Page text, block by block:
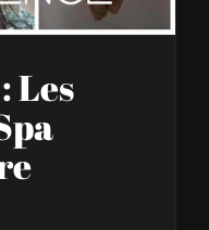
Les